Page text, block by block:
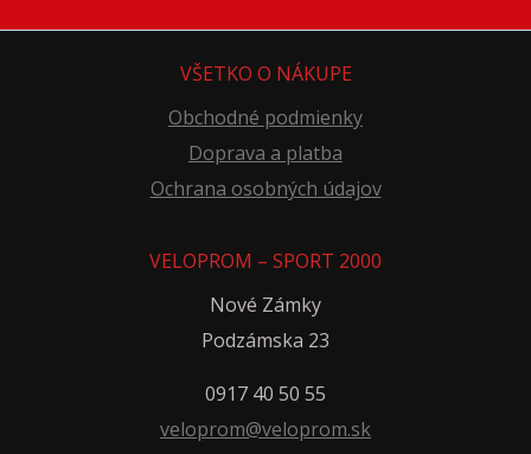
VŠETKO O NÁKUPE
Obchodné podmienky
Doprava a platba
Ochrana osobných údajov
VELOPROM – SPORT 2000
Nové Zámky
Podzámska 23
0917 40 50 55
veloprom@veloprom.sk